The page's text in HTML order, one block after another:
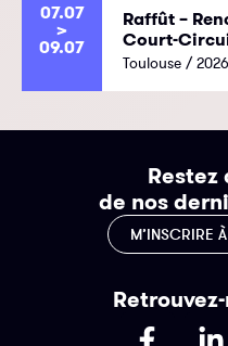
07.07
>
09.07
Raffût –
Court-
Toulouse / 2026
de nos
M’INSCRIRE